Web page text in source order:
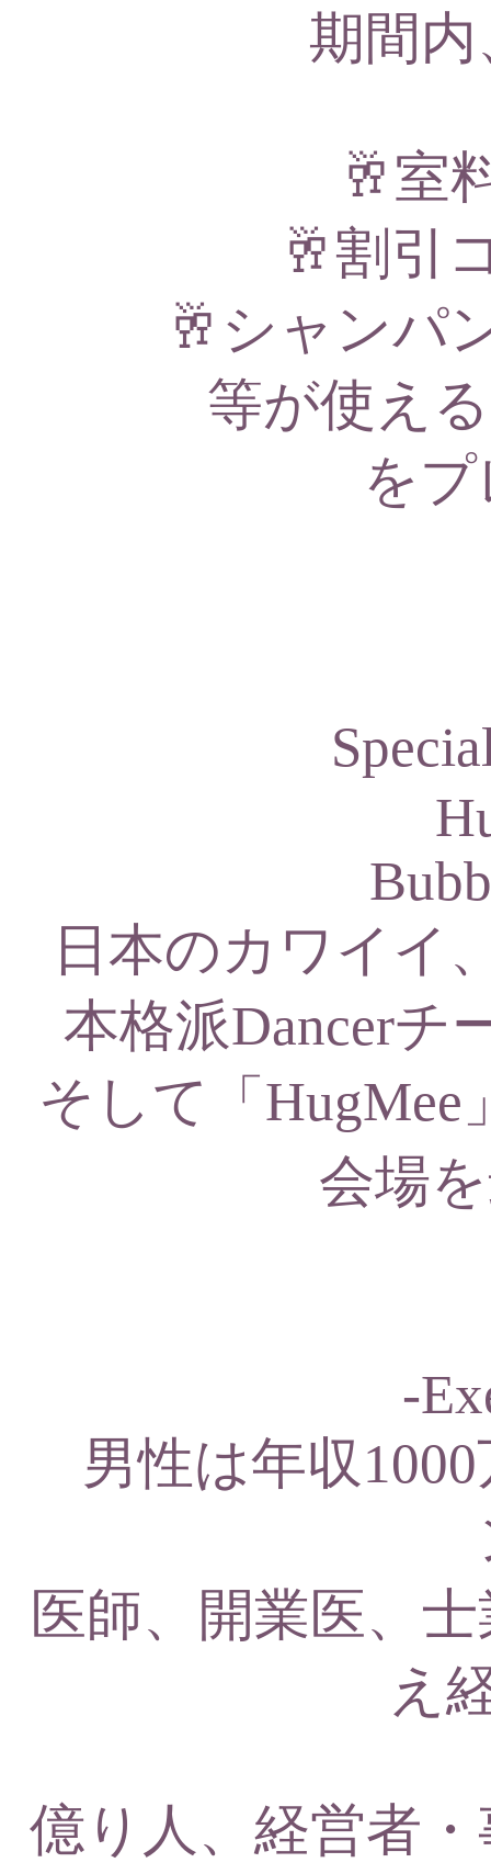
期間
🥂室
🥂割引
🥂シャンパ
等が使え
を
日本のカワイイ
本格派Dancerチ
そして「
会場
-
男性は年収
医師、開業医、
え
億り人、経営者